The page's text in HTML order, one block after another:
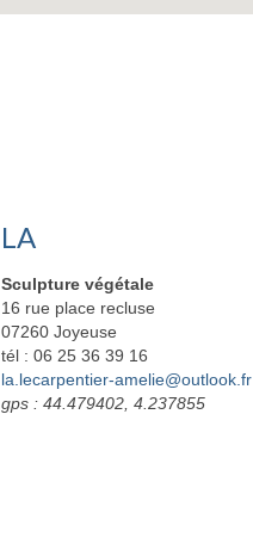
LA
Sculpture végétale
16 rue place recluse
07260 Joyeuse
tél : 06 25 36 39 16
la.lecarpentier-amelie@outlook.fr
gps : 44.479402, 4.237855